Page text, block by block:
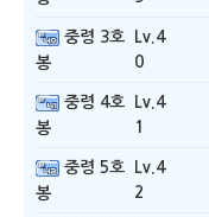
중령 3호
봉
Lv.4
0
중령 4호
봉
Lv.4
1
중령 5호
봉
Lv.4
2